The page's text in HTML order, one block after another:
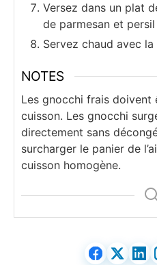
Versez dans un plat
de parmesan et
Servez chaud avec
NOTES
Les gnocchi frais doivent
cuisson. Les gnocchi
directement sans
surcharger le panier de
cuisson homogène.